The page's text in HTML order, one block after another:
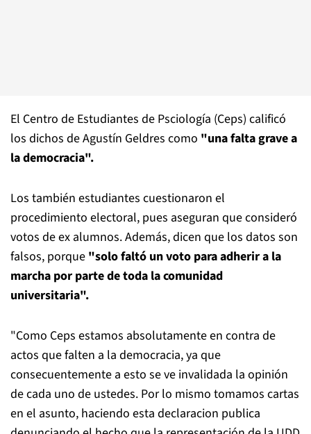
El Centro de Estudiantes de Psciología (Ceps) calificó
los dichos de Agustín Geldres como "una falta grave a
la democracia".
Los también estudiantes cuestionaron el
procedimiento electoral, pues aseguran que consideró
votos de ex alumnos. Además, dicen que los datos son
falsos, porque "solo faltó un voto para adherir a la
marcha por parte de toda la comunidad
universitaria".
"Como Ceps estamos absolutamente en contra de
actos que falten a la democracia, ya que
consecuentemente a esto se ve invalidada la opinión
de cada uno de ustedes. Por lo mismo tomamos cartas
en el asunto, haciendo esta declaracion publica